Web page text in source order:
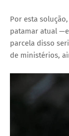
Por esta
patamar atual
parcela disso
de ministérios,